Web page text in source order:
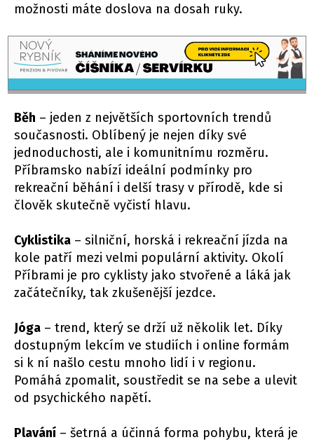
možnosti máte doslova na dosah ruky.
Běh – jeden z největších sportovních trendů
současnosti. Oblíbený je nejen díky své
jednoduchosti, ale i komunitnímu rozměru.
Příbramsko nabízí ideální podmínky pro
rekreační běhání i delší trasy v přírodě, kde si
člověk skutečně vyčistí hlavu.
Cyklistika – silniční, horská i rekreační jízda na
kole patří mezi velmi populární aktivity. Okolí
Příbrami je pro cyklisty jako stvořené a láká jak
začátečníky, tak zkušenější jezdce.
Jóga – trend, který se drží už několik let. Díky
dostupným lekcím ve studiích i online formám
si k ní našlo cestu mnoho lidí i v regionu.
Pomáhá zpomalit, soustředit se na sebe a ulevit
od psychického napětí.
Plavání – šetrná a účinná forma pohybu, která je